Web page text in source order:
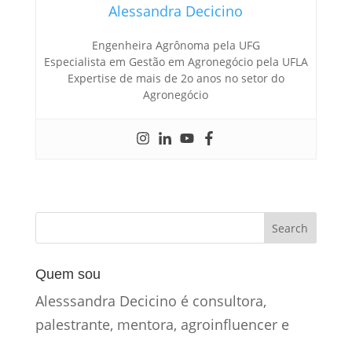
Alessandra Decicino
Engenheira Agrônoma pela UFG
Especialista em Gestão em Agronegócio pela UFLA
Expertise de mais de 2o anos no setor do
Agronegócio
Quem sou
Alesssandra Decicino é consultora,
palestrante, mentora, agroinfluencer e